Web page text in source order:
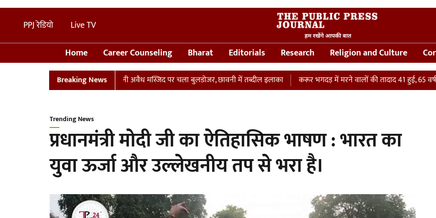
PPJ रेडियो Live TV
Home Career Counseling Bharat Editorials Research Religion and Culture
Breaking News
UP: संभल में तालाब पर बनी अवैध मस्जिद पर चला बुलडोजर, छावनी में तब्दील इलाका करूर भगदड़ में मरने वालों की तादाद 41 हुई, 65 वर्षीय
Trending News
प्रधानमंत्री मोदी जी का ऐतिहासिक भाषण : भारत का
युवा ऊर्जा और उल्लेखनीय तप से भरा है।